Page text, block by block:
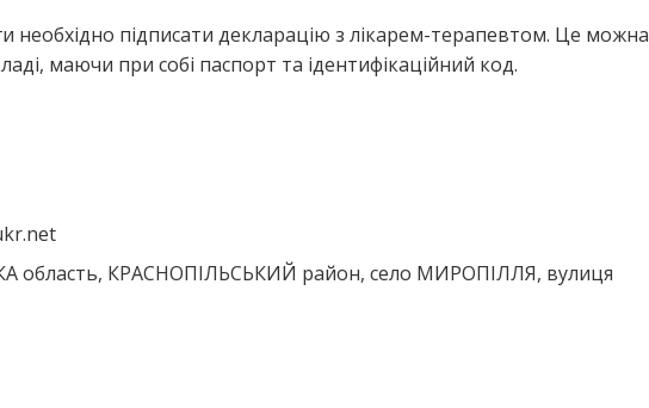
необхідно підписати декларацію з лікарем-терапевтом. Це можна
маючи при собі паспорт та ідентифікаційний код.
область, КРАСНОПІЛЬСЬКИЙ район, село МИРОПІЛЛЯ, вулиця